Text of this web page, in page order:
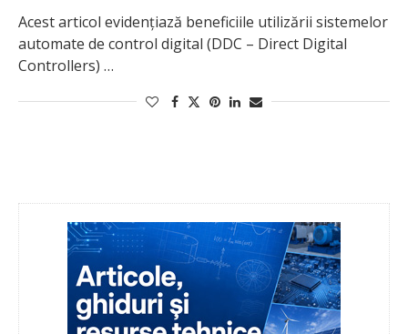
Acest articol evidențiază beneficiile utilizării sistemelor
automate de control digital (DDC – Direct Digital
Controllers) …